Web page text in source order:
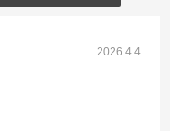
2026.4.4